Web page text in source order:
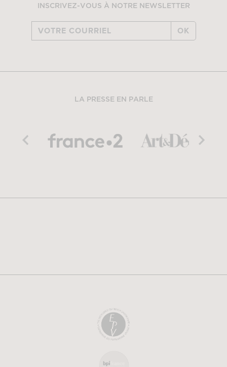
INSCRIVEZ-VOUS À NOTRE NEWSLETTER
OK
LA PRESSE EN PARLE